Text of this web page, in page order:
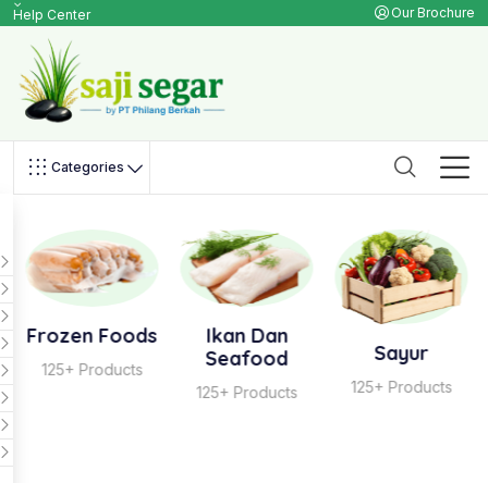
Help Center Our Brochure
Categories
Frozen Foods
125+ Products
Ikan Dan
Seafood
125+ Products
Sayur
125+ Products